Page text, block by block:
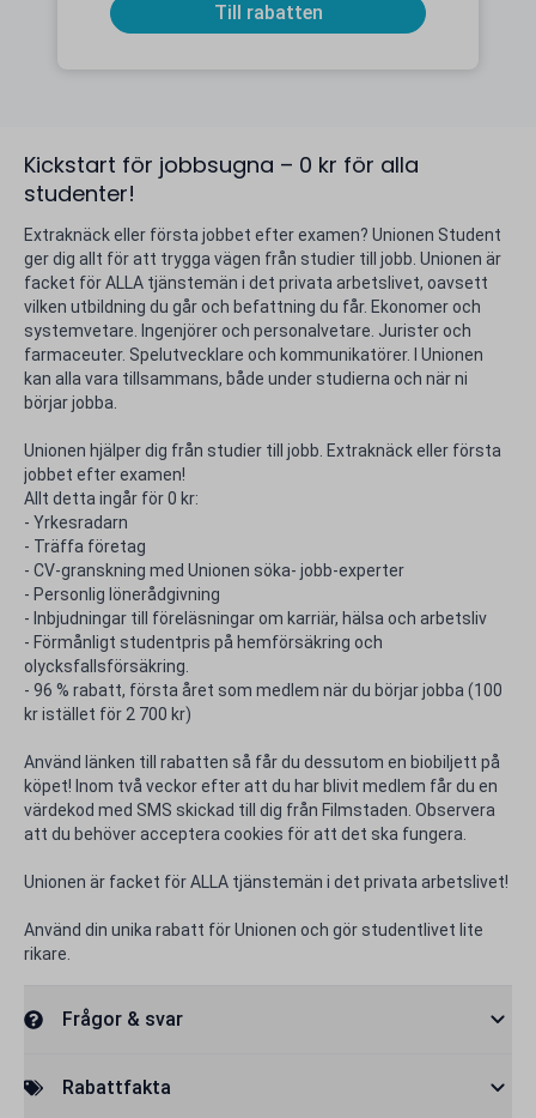
Till rabatten
Kickstart för jobbsugna – 0 kr för alla
studenter!
Extraknäck eller första jobbet efter examen? Unionen Student
ger dig allt för att trygga vägen från studier till jobb. Unionen är
facket för ALLA tjänstemän i det privata arbetslivet, oavsett
vilken utbildning du går och befattning du får. Ekonomer och
systemvetare. Ingenjörer och personalvetare. Jurister och
farmaceuter. Spelutvecklare och kommunikatörer. I Unionen
kan alla vara tillsammans, både under studierna och när ni
börjar jobba.
Unionen hjälper dig från studier till jobb. Extraknäck eller första
jobbet efter examen!
Allt detta ingår för 0 kr:
- Yrkesradarn
- Träffa företag
- CV-granskning med Unionen söka- jobb-experter
- Personlig lönerådgivning
- Inbjudningar till föreläsningar om karriär, hälsa och arbetsliv
- Förmånligt studentpris på hemförsäkring och
olycksfallsförsäkring.
- 96 % rabatt, första året som medlem när du börjar jobba (100
kr istället för 2 700 kr)
Använd länken till rabatten så får du dessutom en biobiljett på
köpet! Inom två veckor efter att du har blivit medlem får du en
värdekod med SMS skickad till dig från Filmstaden. Observera
att du behöver acceptera cookies för att det ska fungera.
Unionen är facket för ALLA tjänstemän i det privata arbetslivet!
Använd din unika rabatt för Unionen och gör studentlivet lite
rikare.
Frågor & svar
Rabattfakta